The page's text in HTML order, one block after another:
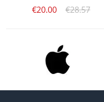
€20.00 €28.57